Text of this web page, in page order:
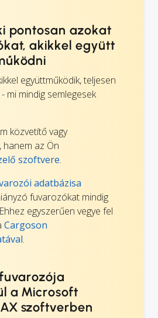
pontosan azokat
akikkel együtt
együttműködik, teljesen
mi mindig semlegesek
közvetítő vagy
hanem az Ön
szoftvere.
adatbázisa
fuvarozókat mindig
egyszerűen vegye fel
Cargoson
.
a Microsoft
szoftverben